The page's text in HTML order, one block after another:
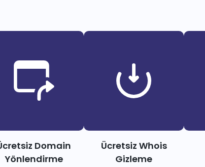
Domain
Yönlendirme
Ücretsiz Whois
Gizleme